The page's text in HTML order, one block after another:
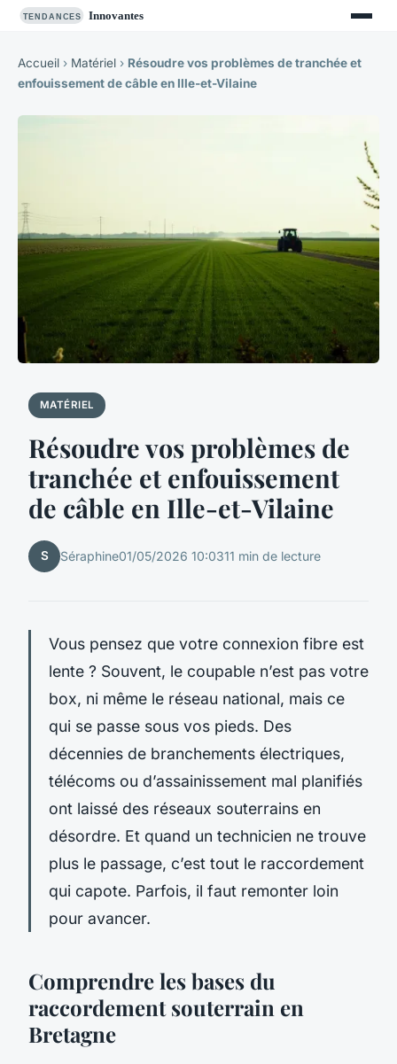
Accueil › Matériel › Résoudre vos problèmes de tranchée et
enfouissement de câble en Ille-et-Vilaine
MATÉRIEL
Résoudre vos problèmes de
tranchée et enfouissement
de câble en Ille-et-Vilaine
S Séraphine01/05/2026 10:0311 min de lecture
Vous pensez que votre connexion fibre est
lente ? Souvent, le coupable n’est pas votre
box, ni même le réseau national, mais ce
qui se passe sous vos pieds. Des
décennies de branchements électriques,
télécoms ou d’assainissement mal planifiés
ont laissé des réseaux souterrains en
désordre. Et quand un technicien ne trouve
plus le passage, c’est tout le raccordement
qui capote. Parfois, il faut remonter loin
pour avancer.
Comprendre les bases du
raccordement souterrain en
Bretagne